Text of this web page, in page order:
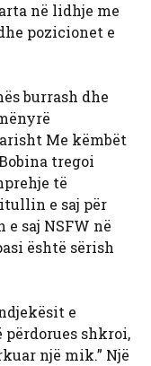
në lidhje me
pozicionet e
burrash dhe
Me këmbët
tregoi
të
e saj për
saj NSFW në
është sërish
e
përdorues shkroi,
një mik.” Një